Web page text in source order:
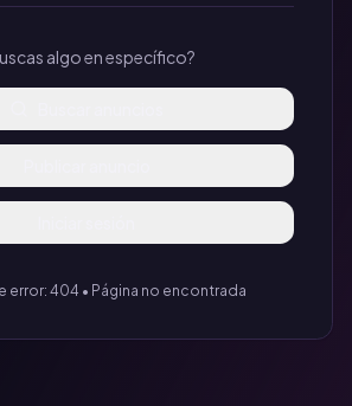
algo en específico?
error: 404 • Página no encontrada